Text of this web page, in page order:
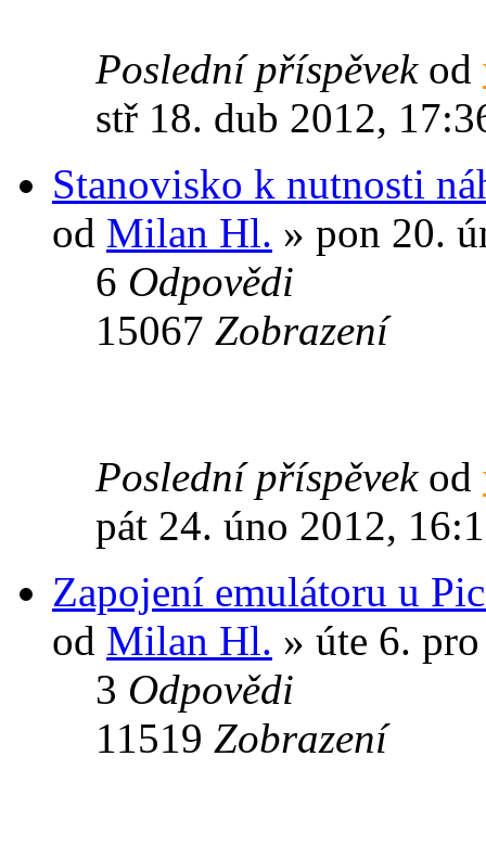
Poslední příspěvek od
stř 18. dub 2012,
Stanovisko k nutnosti
od Milan Hl. » pon 20.
6 Odpovědi
15067 Zobrazení
Poslední příspěvek od
pát 24. úno 2012,
Zapojení emulátoru u
od Milan Hl. » úte 6.
3 Odpovědi
11519 Zobrazení